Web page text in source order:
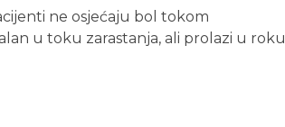
ne osjećaju bol tokom
u toku zarastanja, ali prolazi u roku